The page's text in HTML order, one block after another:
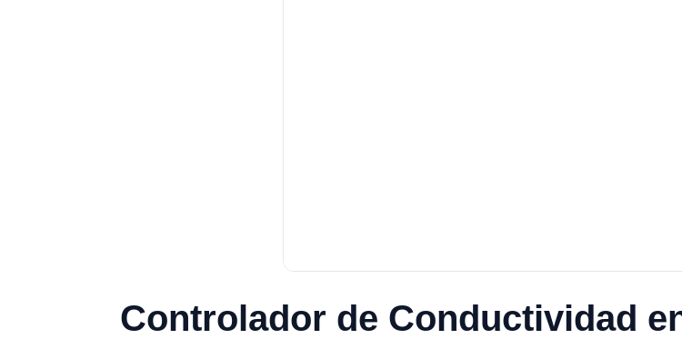
Controlador de Conductividad